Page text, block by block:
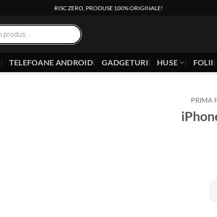
RISC ZERO, PRODUSE 100% ORIGINALE!
TELEFOANE ANDROID GADGETURI HUSE FOLII
PRIMA